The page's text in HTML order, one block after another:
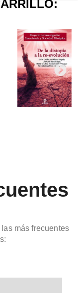
más frecuentes